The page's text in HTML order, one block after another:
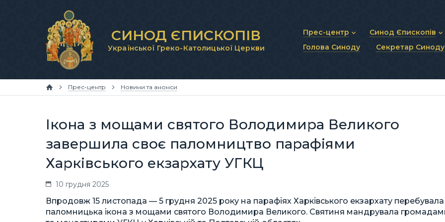
СИНОД ЄПИСКОПІВ
Української Греко-Католицької Церкви
Прес-центр
Новини та анонси
Синод Єпископів
Статут Синоду
Синодальні органи
Голова Синоду Секретар Синоду
Прес-центр Новини та анонси
Ікона з мощами святого Володимира Великого
завершила своє паломництво парафіями
Харківського екзархату УГКЦ
10 грудня 2025
Впродовж 15 листопада — 5 грудня 2025 року на парафіях Харківського екзархату перебувала
паломницька ікона з мощами святого Володимира Великого. Святиня мандрувала